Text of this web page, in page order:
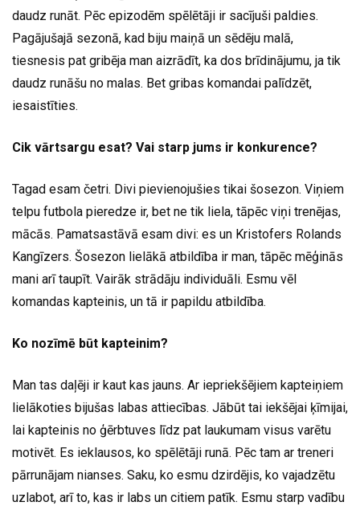
daudz runāt. Pēc epizodēm spēlētāji ir sacījuši paldies.
Pagājušajā sezonā, kad biju maiņā un sēdēju malā,
tiesnesis pat gribēja man aizrādīt, ka dos brīdinājumu, ja tik
daudz runāšu no malas. Bet gribas komandai palīdzēt,
iesaistīties.
Cik vārtsargu esat? Vai starp jums ir konkurence?
Tagad esam četri. Divi pievienojušies tikai šosezon. Viņiem
telpu futbola pieredze ir, bet ne tik liela, tāpēc viņi trenējas,
mācās. Pamatsastāvā esam divi: es un Kristofers Rolands
Kangīzers. Šosezon lielākā atbildība ir man, tāpēc mēģinās
mani arī taupīt. Vairāk strādāju individuāli. Esmu vēl
komandas kapteinis, un tā ir papildu atbildība.
Ko nozīmē būt kapteinim?
Man tas daļēji ir kaut kas jauns. Ar iepriekšējiem kapteiņiem
lielākoties bijušas labas attiecības. Jābūt tai iekšējai ķīmijai,
lai kapteinis no ģērbtuves līdz pat laukumam visus varētu
motivēt. Es ieklausos, ko spēlētāji runā. Pēc tam ar treneri
pārrunājam nianses. Saku, ko esmu dzirdējis, ko vajadzētu
uzlabot, arī to, kas ir labs un citiem patīk. Esmu starp vadību